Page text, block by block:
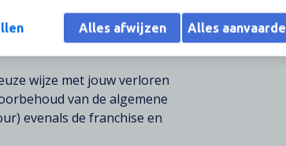
wijze met jouw verloren
van de algemene
evenals de franchise en
Alles afwijzen Alles